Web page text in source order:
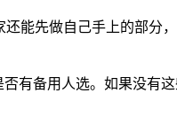
能先做自己手上的部分
有备用人选。如果没有